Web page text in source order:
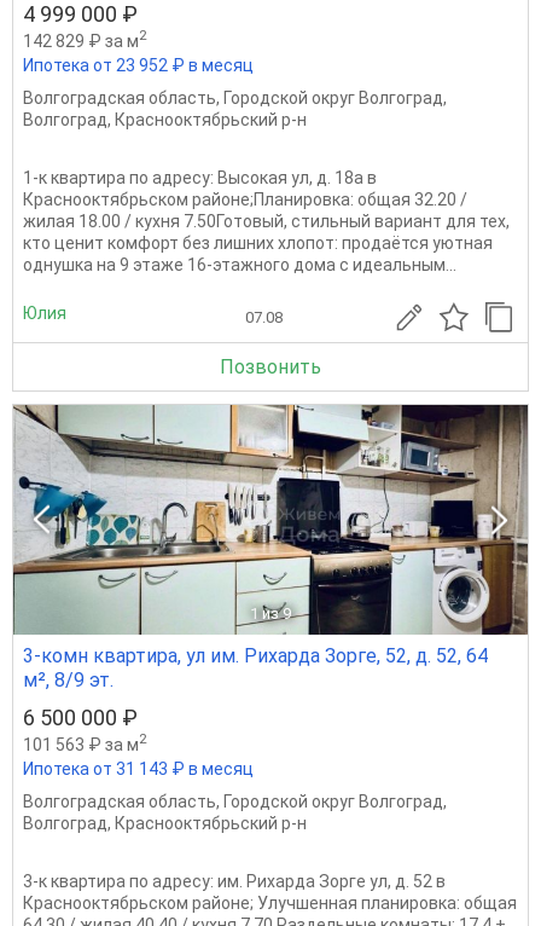
4 999 000 ₽
142 829 ₽ за м2
Ипотека от 23 952 ₽ в месяц
Волгоградская область, Городской округ Волгоград,
Волгоград, Краснооктябрьский р-н
1-к квартира по адресу: Высокая ул, д. 18а в
Краснооктябрьском районе;Планировка: общая 32.20 /
жилая 18.00 / кухня 7.50Готовый, стильный вариант для тех,
кто ценит комфорт без лишних хлопот: продаётся уютная
однушка на 9 этаже 16-этажного дома с идеальным...
Юлия 07.08
Позвонить
1 из 9
3-комн квартира, ул им. Рихарда Зорге, 52, д. 52, 64
м², 8/9 эт.
6 500 000 ₽
101 563 ₽ за м2
Ипотека от 31 143 ₽ в месяц
Волгоградская область, Городской округ Волгоград,
Волгоград, Краснооктябрьский р-н
3-к квартира по адресу: им. Рихарда Зорге ул, д. 52 в
Краснооктябрьском районе; Улучшенная планировка: общая